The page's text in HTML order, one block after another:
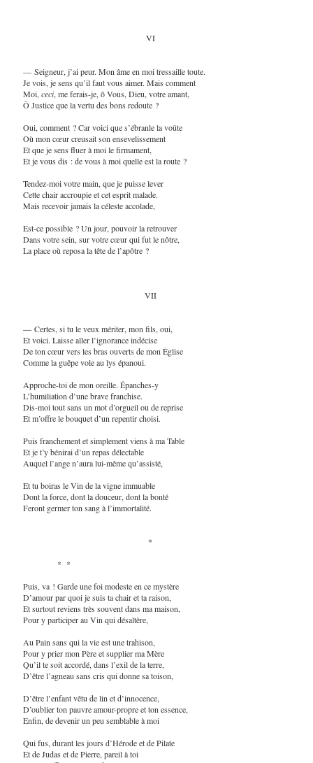
VI
— Seigneur, j’ai peur. Mon âme en moi tressaille toute.
Je vois, je sens qu’il faut vous aimer. Mais comment
Moi, ceci, me ferais-je, ô Vous, Dieu, votre amant,
Ô Justice que la vertu des bons redoute ?
Oui, comment ? Car voici que s’ébranle la voûte
Où mon cœur creusait son ensevelissement
Et que je sens fluer à moi le firmament,
Et je vous dis : de vous à moi quelle est la route ?
Tendez-moi votre main, que je puisse lever
Cette chair accroupie et cet esprit malade.
Mais recevoir jamais la céleste accolade,
Est-ce possible ? Un jour, pouvoir la retrouver
Dans votre sein, sur votre cœur qui fut le nôtre,
La place où reposa la tête de l’apôtre ?
VII
— Certes, si tu le veux mériter, mon fils, oui,
Et voici. Laisse aller l’ignorance indécise
De ton cœur vers les bras ouverts de mon Église
Comme la guêpe vole au lys épanoui.
Approche-toi de mon oreille. Épanches-y
L’humiliation d’une brave franchise.
Dis-moi tout sans un mot d’orgueil ou de reprise
Et m’offre le bouquet d’un repentir choisi.
Puis franchement et simplement viens à ma Table
Et je t’y bénirai d’un repas délectable
Auquel l’ange n’aura lui-même qu’assisté,
Et tu boiras le Vin de la vigne immuable
Dont la force, dont la douceur, dont la bonté
Feront germer ton sang à l’immortalité.
*
* *
Puis, va ! Garde une foi modeste en ce mystère
D’amour par quoi je suis ta chair et ta raison,
Et surtout reviens très souvent dans ma maison,
Pour y participer au Vin qui désaltère,
Au Pain sans qui la vie est une trahison,
Pour y prier mon Père et supplier ma Mère
Qu’il te soit accordé, dans l’exil de la terre,
D’être l’agneau sans cris qui donne sa toison,
D’être l’enfant vêtu de lin et d’innocence,
D’oublier ton pauvre amour-propre et ton essence,
Enfin, de devenir un peu semblable à moi
Qui fus, durant les jours d’Hérode et de Pilate
Et de Judas et de Pierre, pareil à toi